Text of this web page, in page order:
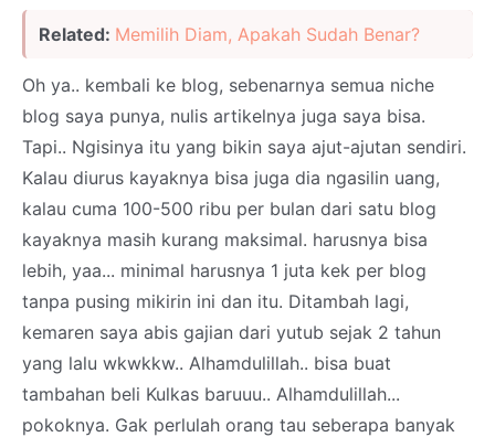
Related: Memilih Diam, Apakah Sudah Benar?
Oh ya.. kembali ke blog, sebenarnya semua niche
blog saya punya, nulis artikelnya juga saya bisa.
Tapi.. Ngisinya itu yang bikin saya ajut-ajutan sendiri.
Kalau diurus kayaknya bisa juga dia ngasilin uang,
kalau cuma 100-500 ribu per bulan dari satu blog
kayaknya masih kurang maksimal. harusnya bisa
lebih, yaa... minimal harusnya 1 juta kek per blog
tanpa pusing mikirin ini dan itu. Ditambah lagi,
kemaren saya abis gajian dari yutub sejak 2 tahun
yang lalu wkwkkw.. Alhamdulillah.. bisa buat
tambahan beli Kulkas baruuu.. Alhamdulillah...
pokoknya. Gak perlulah orang tau seberapa banyak